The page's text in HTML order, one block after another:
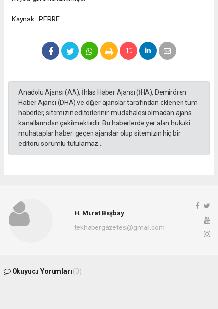
Kaynak : PERRE
Anadolu Ajansı (AA), İhlas Haber Ajansı (İHA), Demirören
Haber Ajansı (DHA) ve diğer ajanslar tarafından eklenen tüm
haberler, sitemizin editörlerinin müdahalesi olmadan ajans
kanallarından çekilmektedir. Bu haberlerde yer alan hukuki
muhataplar haberi geçen ajanslar olup sitemizin hiç bir
editörü sorumlu tutulamaz...
H. Murat Başbay
tekhabergazetesi@gmail.com
Okuyucu Yorumları (0)